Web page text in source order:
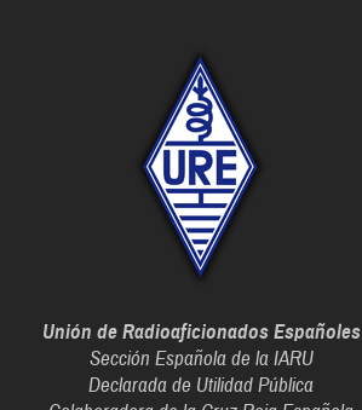
Unión de Radioaficionados Españoles
Sección Española de la IARU
Declarada de Utilidad Pública